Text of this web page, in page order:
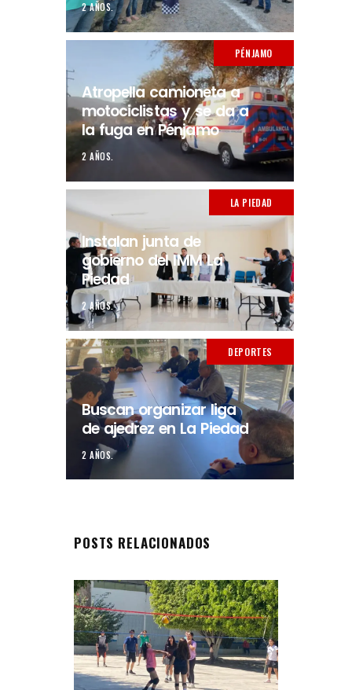
2 AÑOS.
PÉNJAMO
Atropella camioneta a
motociclistas y se da a
la fuga en Pénjamo
2 AÑOS.
LA PIEDAD
Instalan junta de
gobierno del IMM La
Piedad
2 AÑOS.
DEPORTES
Buscan organizar liga
de ajedrez en La Piedad
2 AÑOS.
POSTS RELACIONADOS